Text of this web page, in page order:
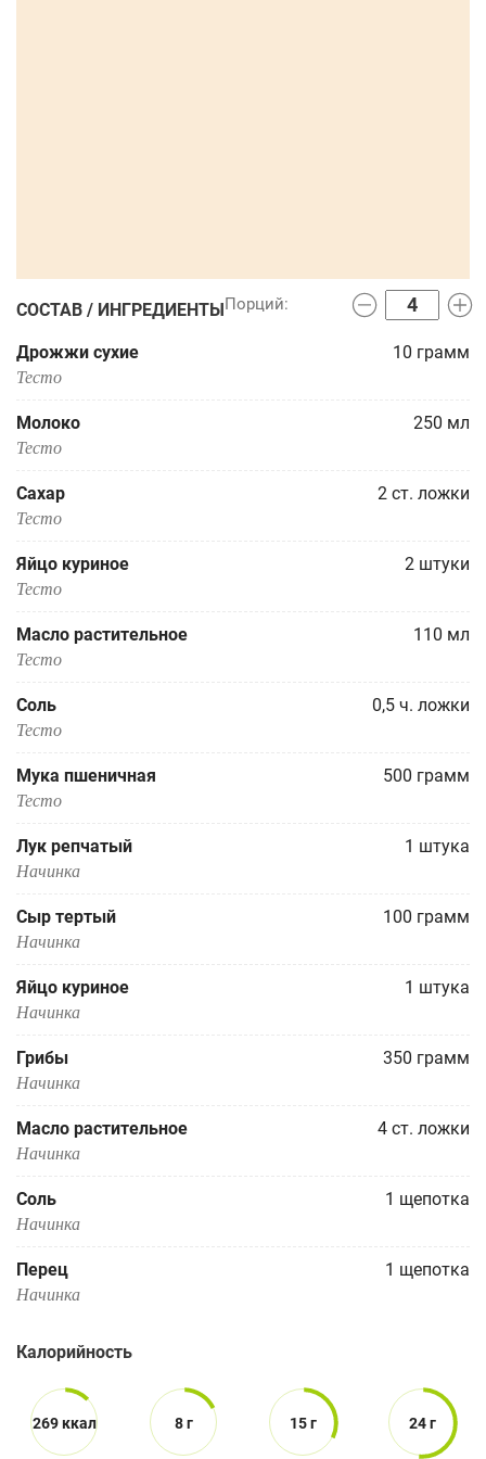
СОСТАВ / ИНГРЕДИЕНТЫ
Дрожжи сухие 10 грамм
Тесто
Молоко 250 мл
Тесто
Сахар 2 ст. ложки
Тесто
Яйцо куриное 2 штуки
Тесто
Масло растительное 110 мл
Тесто
Соль 0,5 ч. ложки
Тесто
Мука пшеничная 500 грамм
Тесто
Лук репчатый 1 штука
Начинка
Сыр тертый 100 грамм
Начинка
Яйцо куриное 1 штука
Начинка
Грибы 350 грамм
Начинка
Масло растительное 4 ст. ложки
Начинка
Соль 1 щепотка
Начинка
Перец 1 щепотка
Начинка
Калорийность
269 ккал 8 г 15 г 24 г